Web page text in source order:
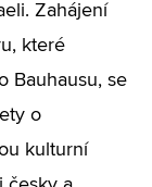
Zahájení
které
Bauhausu, se
o
kulturní